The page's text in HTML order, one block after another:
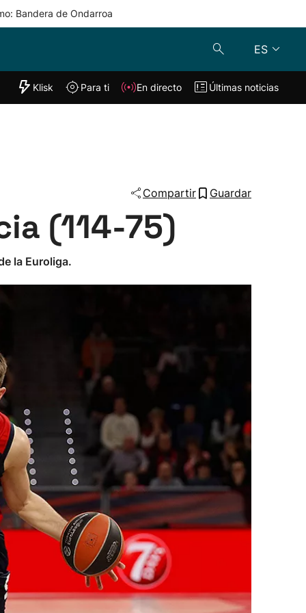
Bandera de Ondarroa
ES
"Helmuga"
Klisk En directo
Klisk Para ti En directo Últimas noticias
Compartir Guardar
(114-75)
la Euroliga.